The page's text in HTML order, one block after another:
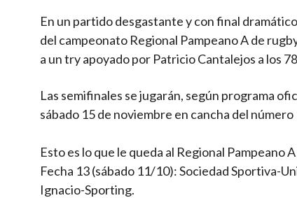
En un partido desgastante y con final
del campeonato Regional Pampeano A de
a un try apoyado por Patricio Cantalejos a los
Las semifinales se jugarán, según programa
sábado 15 de noviembre en cancha del
Esto es lo que le queda al Regional Pampeano
Fecha 13 (sábado 11/10): Sociedad Sportiva-
Ignacio-Sporting.